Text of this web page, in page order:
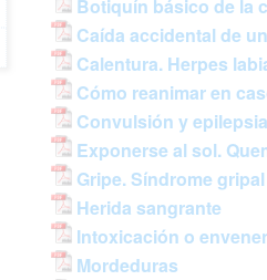
Botiquín básico de la
Caída accidental de
Calentura. Herpes
Cómo reanimar en
Convulsión y epilepsia
Exponerse al sol.
Gripe. Síndrome gripal
Herida sangrante
Intoxicación o
Mordeduras